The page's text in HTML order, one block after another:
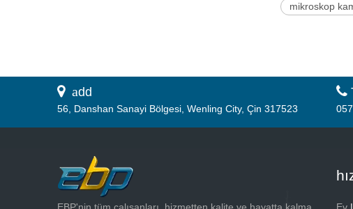
mikroskop
 add
56, Danshan Sanayi Bölgesi, Wenling City, Çin 317523
